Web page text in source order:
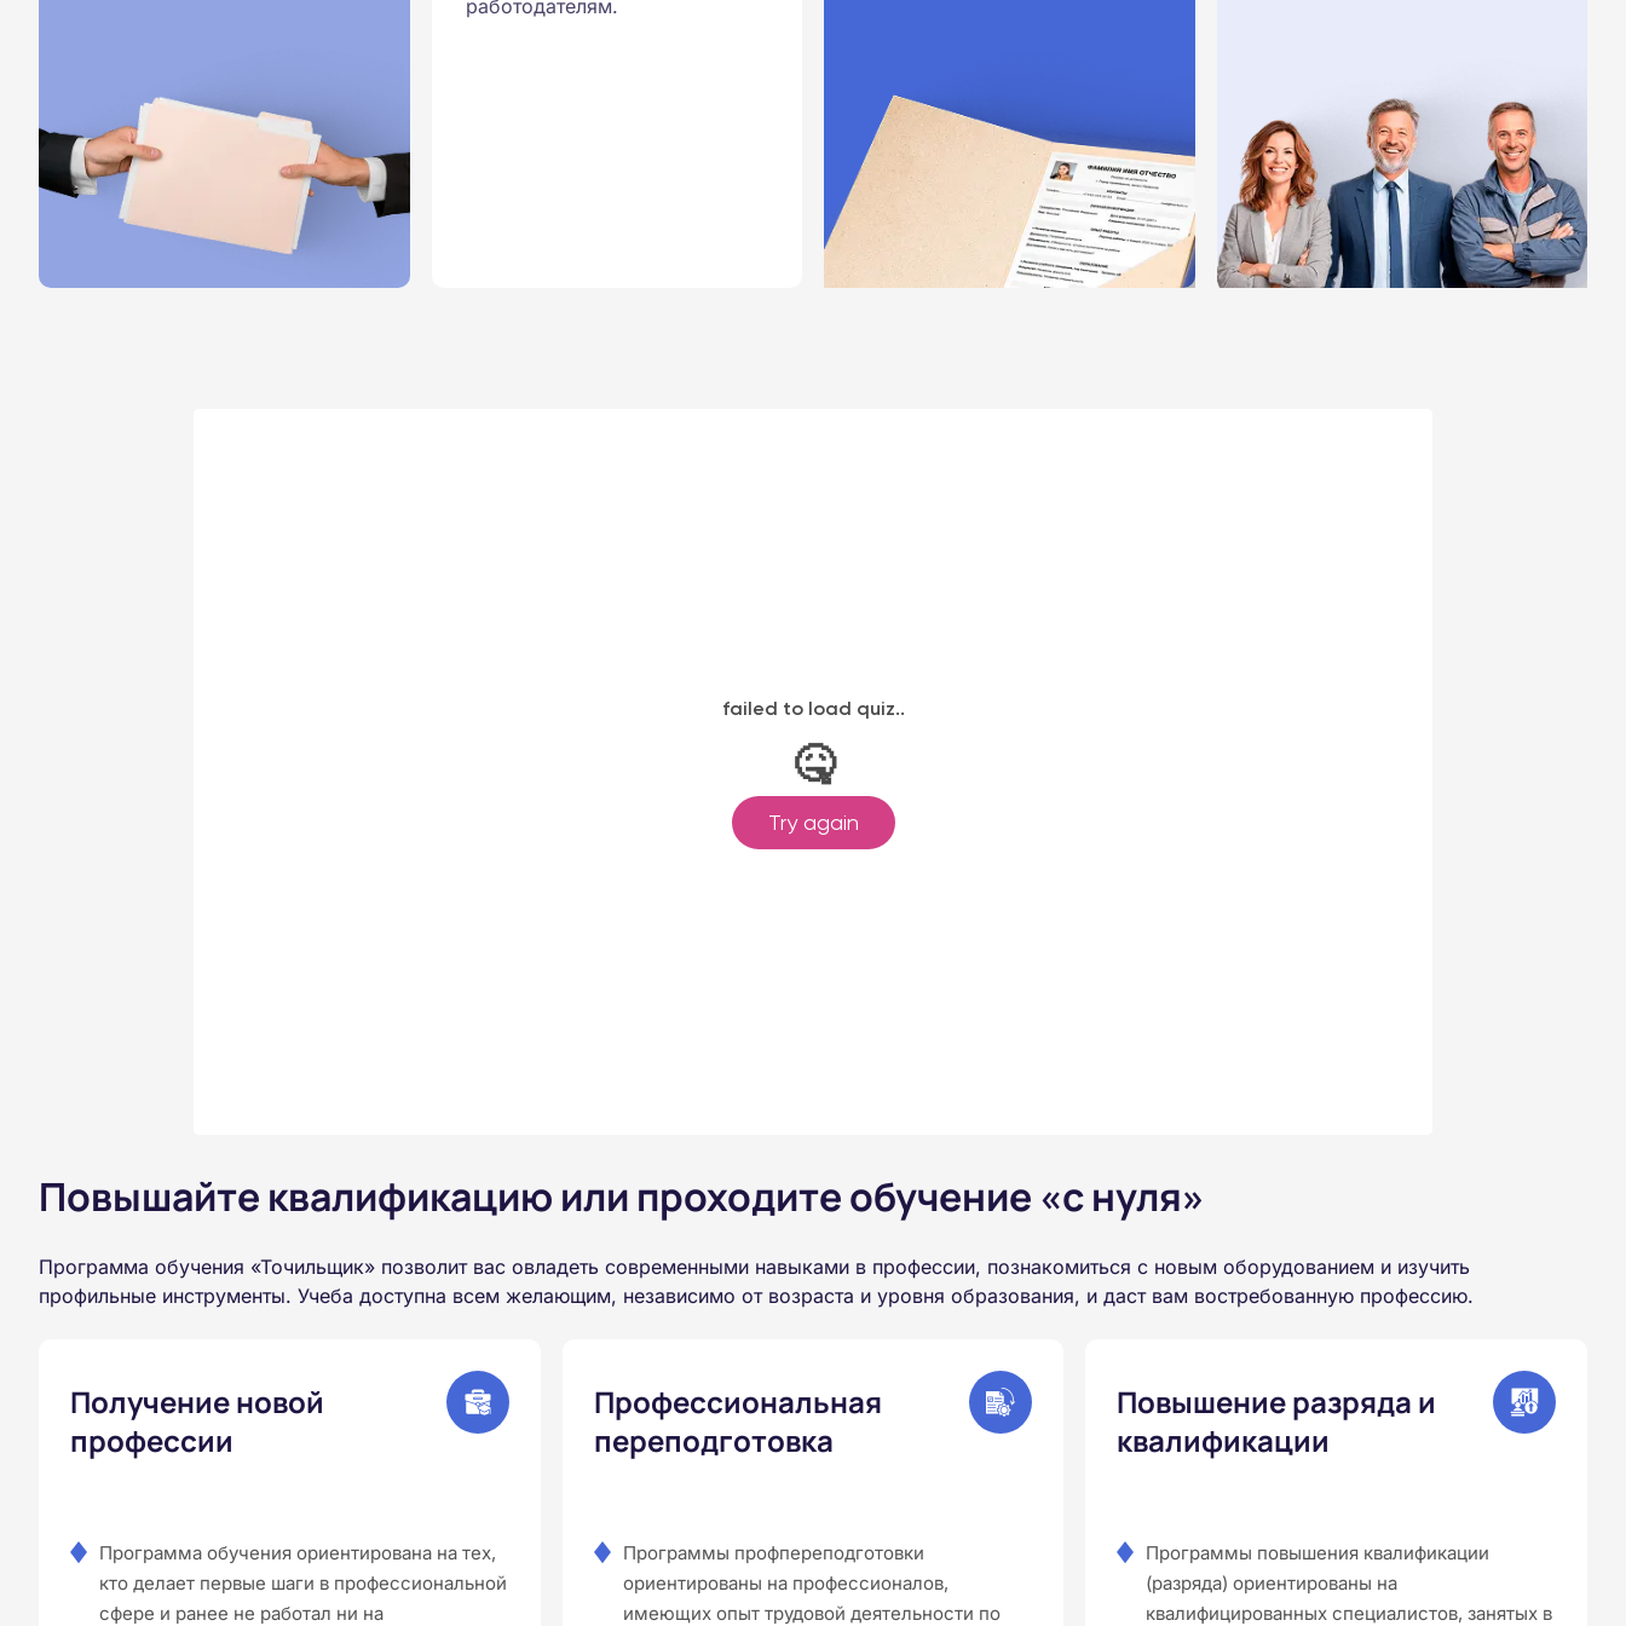
работодателям.
Повышайте квалификацию или проходите обучение «с нуля»
Программа обучения «Точильщик» позволит вас овладеть современными навыками в профессии, познакомиться с новым оборудованием и изучить
профильные инструменты. Учеба доступна всем желающим, независимо от возраста и уровня образования, и даст вам востребованную профессию.
Получение новой
профессии
Программа обучения ориентирована на тех,
кто делает первые шаги в профессиональной
сфере и ранее не работал ни на
Профессиональная
переподготовка
Программы профпереподготовки
ориентированы на профессионалов,
имеющих опыт трудовой деятельности по
Повышение разряда и
квалификации
Программы повышения квалификации
(разряда) ориентированы на
квалифицированных специалистов, занятых в